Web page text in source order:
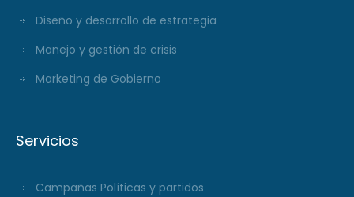
Diseño y desarrollo de estrategia
Manejo y gestión de crisis
Marketing de Gobierno
Servicios
Campañas Políticas y partidos